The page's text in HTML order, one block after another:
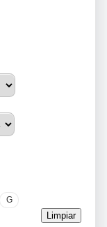
G
Limpiar